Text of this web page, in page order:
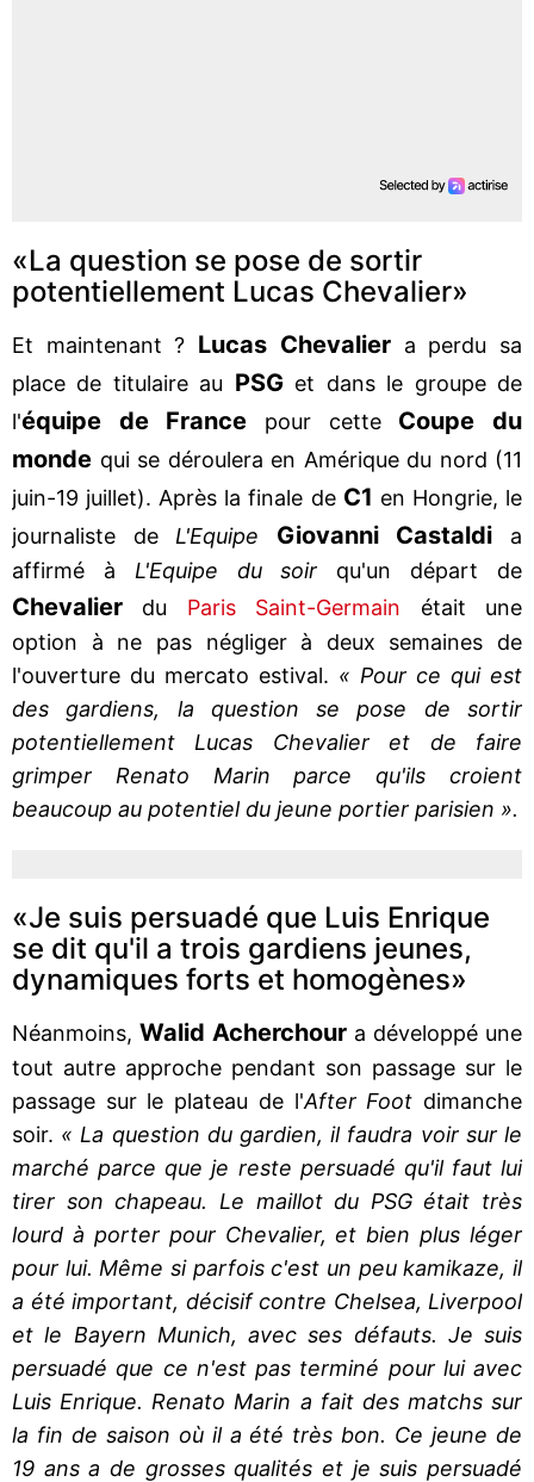
«La question se pose de sortir
potentiellement Lucas Chevalier»
Et maintenant ? Lucas Chevalier a perdu sa
place de titulaire au PSG et dans le groupe de
l'équipe de France pour cette Coupe du
monde qui se déroulera en Amérique du nord (11
juin-19 juillet). Après la finale de C1 en Hongrie, le
journaliste de L'Equipe Giovanni Castaldi
a
affirmé à L'Equipe du soir qu'un départ de
Chevalier du Paris Saint-Germain était une
option à ne pas négliger à deux semaines de
l'ouverture du mercato estival. « Pour ce qui est
des gardiens, la question se pose de sortir
potentiellement Lucas Chevalier et de faire
grimper Renato Marin parce qu'ils croient
beaucoup au potentiel du jeune portier parisien ».
«Je suis persuadé que Luis Enrique
se dit qu'il a trois gardiens jeunes,
dynamiques forts et homogènes»
Néanmoins, Walid Acherchour a développé une
tout autre approche pendant son passage sur le
passage sur le plateau de l'After Foot dimanche
soir. « La question du gardien, il faudra voir sur le
marché parce que je reste persuadé qu'il faut lui
tirer son chapeau. Le maillot du PSG était très
lourd à porter pour Chevalier, et bien plus léger
pour lui. Même si parfois c'est un peu kamikaze, il
a été important, décisif contre Chelsea, Liverpool
et le Bayern Munich, avec ses défauts. Je suis
persuadé que ce n'est pas terminé pour lui avec
Luis Enrique. Renato Marin a fait des matchs sur
la fin de saison où il a été très bon. Ce jeune de
19 ans a de grosses qualités et je suis persuadé